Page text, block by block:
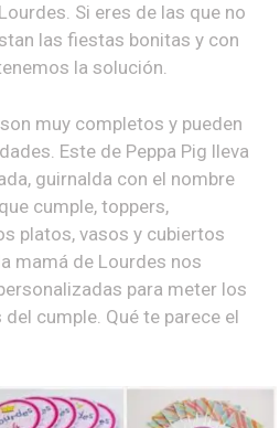
Si eres de las que no
las fiestas bonitas y con
la solución.
muy completos y pueden
Este de Peppa Pig lleva
guirnalda con el nombre
cumple, toppers,
platos, vasos y cubiertos
mamá de Lourdes nos
para meter los
cumple. Qué te parece el